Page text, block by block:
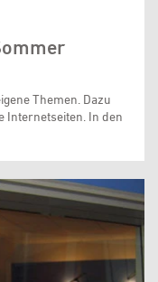
Themen. Dazu
Internetseiten. In den